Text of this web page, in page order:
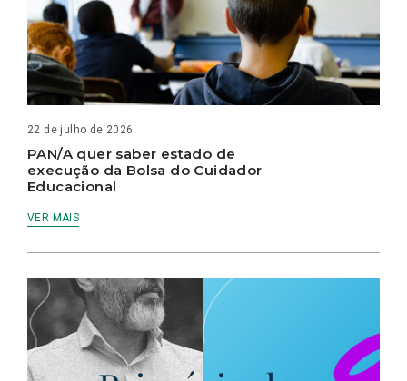
22 de julho de 2026
PAN/A quer saber estado de
execução da Bolsa do Cuidador
Educacional
VER MAIS